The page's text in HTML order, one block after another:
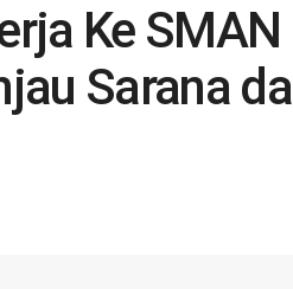
Ke
Sarana